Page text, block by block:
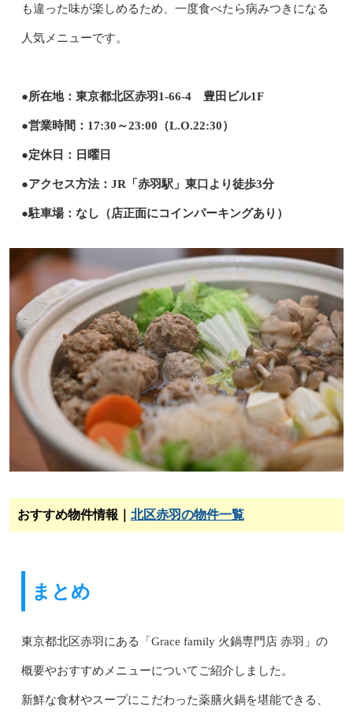
も違った味が楽しめるため、一度食べたら病みつきになる
人気メニューです。
●所在地：東京都北区赤羽1-66-4 豊田ビル1F
●営業時間：17:30～23:00（L.O.22:30）
●定休日：日曜日
●アクセス方法：JR「赤羽駅」東口より徒歩3分
●駐車場：なし（店正面にコインパーキングあり）
おすすめ物件情報｜ 北区赤羽の物件一覧
まとめ
東京都北区赤羽にある「Grace family 火鍋専門店 赤羽」の
概要やおすすめメニューについてご紹介しました。
新鮮な食材やスープにこだわった薬膳火鍋を堪能できる、